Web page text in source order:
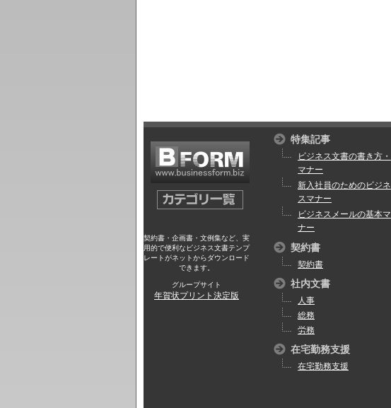
契約書・企画書・文例集など、実
用的で便利なビジネス文書テンプ
レートがネットからダウンロード
できます。
グループサイト
年賀状プリント決定版
特集記事
ビジネス文書の書き方・
マナー
新入社員のためのビジネ
スマナー
ビジネスメールの基本マ
ナー
契約書
契約書
社内文書
人事
総務
労務
在宅勤務支援
在宅勤務支援